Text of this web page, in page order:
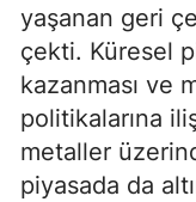
yaşanan geri
çekti. Küresel
kazanması ve
politikalarına
metaller
piyasada da